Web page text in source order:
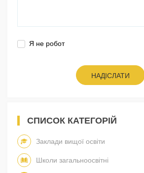
Я не робот
НАДІСЛАТИ
СПИСОК КАТЕГОРІЙ
Заклади вищої освіти
Школи загальноосвітні